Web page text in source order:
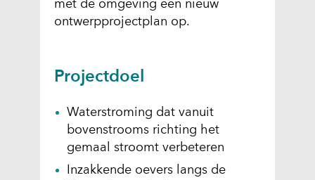
-
f
-
t
o
met de omgeving een nieuw
ontwerpprojectplan op.
Projectdoel
Waterstroming dat vanuit
bovenstrooms richting het
gemaal stroomt verbeteren
Inzakkende oevers langs de